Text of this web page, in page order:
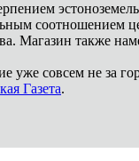
соотношением
Магазин также
уже совсем не за
Газета.